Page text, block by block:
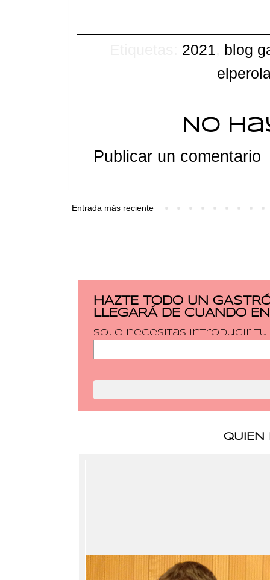
2021 blog
No
Publicar un comentario
Entrada más reciente
HAZTE TODO UN
LLEGARÁ DE CUANDO
Solo necesitas introducir
QUIEN